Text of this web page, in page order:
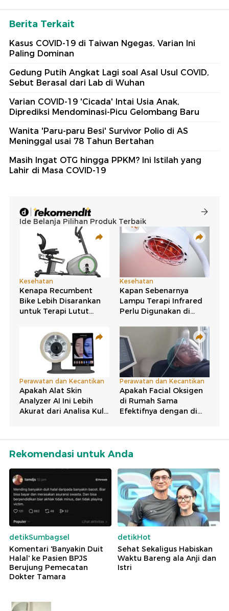
Berita Terkait
Kasus COVID-19 di Taiwan Ngegas, Varian Ini
Paling Dominan
Gedung Putih Angkat Lagi soal Asal Usul COVID,
Sebut Berasal dari Lab di Wuhan
Varian COVID-19 'Cicada' Intai Usia Anak,
Diprediksi Mendominasi-Picu Gelombang Baru
Wanita 'Paru-paru Besi' Survivor Polio di AS
Meninggal usai 78 Tahun Bertahan
Masih Ingat OTG hingga PPKM? Ini Istilah yang
Lahir di Masa COVID-19
Rekomendasi untuk Anda
detikSumbagsel
Komentari 'Banyakin Duit
Halal' ke Pasien BPJS
Berujung Pemecatan
Dokter Tamara
detikHot
Sehat Sekaligus Habiskan
Waktu Bareng ala Anji dan
Istri